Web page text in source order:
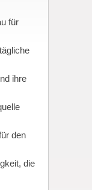
für
ihre
den
die